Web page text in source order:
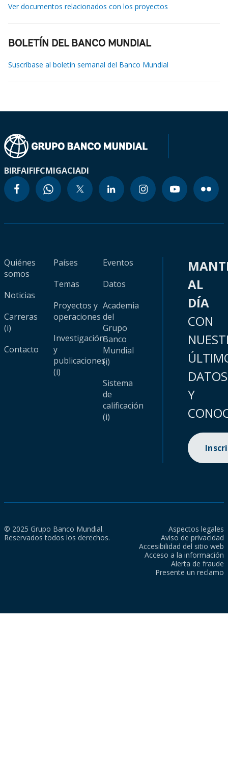
Ver documentos relacionados con los proyectos
BOLETÍN DEL BANCO MUNDIAL
Suscríbase al boletín semanal del Banco Mundial
BIRFAIFIFCMIGACIADI
Quiénes
somos
Noticias
Carreras
(i)
Contacto
Países
Temas
Proyectos y
operaciones
Investigación
y
publicaciones
(i)
Eventos
Datos
Academia
del
Grupo
Banco
Mundial
(i)
Sistema
de
calificación
(i)
AL
DÍA
CON
DATOS
Y
© 2025 Grupo Banco Mundial.
Reservados todos los derechos.
Aspectos legales
Aviso de privacidad
Accesibilidad del sitio web
Acceso a la información
Alerta de fraude
Presente un reclamo